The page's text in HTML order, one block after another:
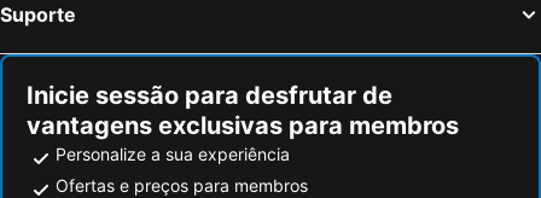
Suporte
Inicie sessão para desfrutar de
vantagens exclusivas para membros
Personalize a sua experiência
Ofertas e preços para membros